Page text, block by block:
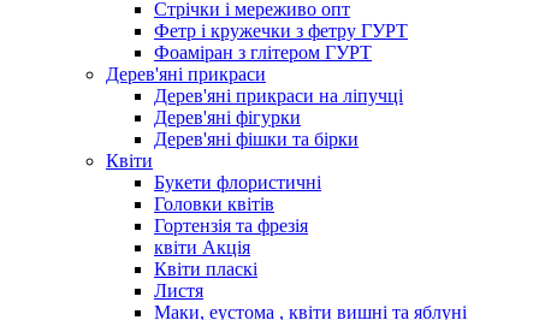
Стрічки і мереживо опт
Фетр і кружечки з фетру ГУРТ
Фоаміран з глітером ГУРТ
Дерев'яні прикраси
Дерев'яні прикраси на ліпучці
Дерев'яні фігурки
Дерев'яні фішки та бірки
Квіти
Букети флористичні
Головки квітів
Гортензія та фрезія
квіти Акція
Квіти пласкі
Листя
Маки, еустома , квіти вишні та яблуні